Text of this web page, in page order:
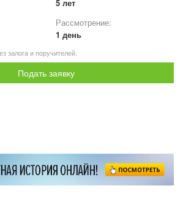
5 лет
Рассмотрение:
1 день
залога и поручителей.
Подать заявку